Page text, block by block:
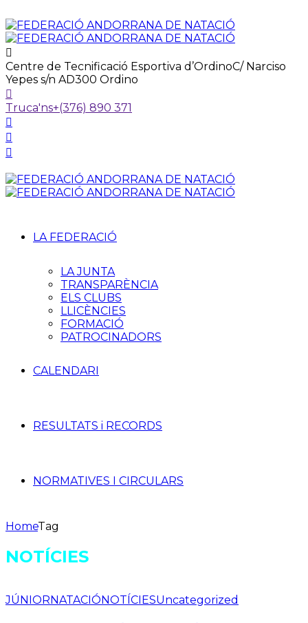
Centre de Tecnificació Esportiva d’OrdinoC/ Narciso
Yepes s/n AD300 Ordino
Truca'ns+(376) 890 371
LA FEDERACIÓ
LA JUNTA
TRANSPARÈNCIA
ELS CLUBS
LLICÈNCIES
FORMACIÓ
PATROCINADORS
CALENDARI
RESULTATS i RECORDS
NORMATIVES I CIRCULARS
HomeTag
NOTÍCIES
JÚNIORNATACIÓNOTÍCIESUncategorized